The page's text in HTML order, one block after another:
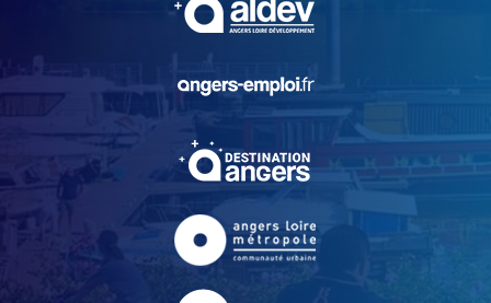
, Ouvre une nouvelle
, Ouvre une nouvelle